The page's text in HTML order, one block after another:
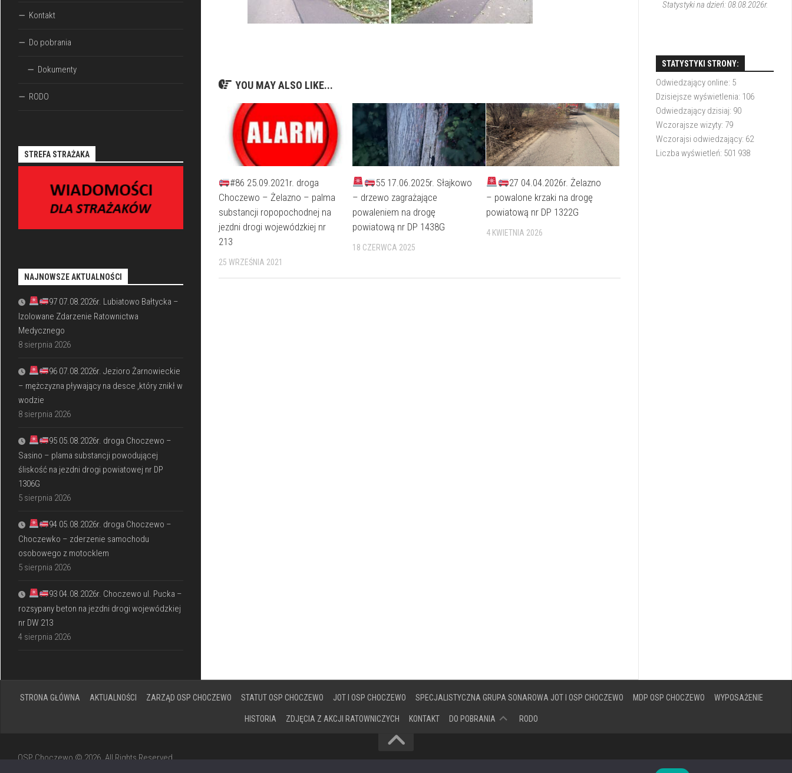
YOU MAY ALSO LIKE...
#86 25.09.2021r. droga
Choczewo – Żelazno – palma
substancji ropopochodnej na
jezdni drogi wojewódzkiej nr
213
25 WRZEŚNIA 2021
55 17.06.2025r. Słajkowo
– drzewo zagrażające
powaleniem na drogę
powiatową nr DP 1438G
18 CZERWCA 2025
27 04.04.2026r. Żelazno
– powalone krzaki na drogę
powiatową nr DP 1322G
4 KWIETNIA 2026
Kontakt
Do pobrania
Dokumenty
RODO
STREFA STRAŻAKA
NAJNOWSZE AKTUALNOŚCI
97 07.08.2026r. Lubiatowo Bałtycka –
Izolowane Zdarzenie Ratownictwa
Medycznego
8 sierpnia 2026
96 07.08.2026r. Jezioro Żarnowieckie
– mężczyzna pływający na desce ,który znikł w
wodzie
8 sierpnia 2026
95 05.08.2026r. droga Choczewo –
Sasino – plama substancji powodującej
śliskość na jezdni drogi powiatowej nr DP
1306G
5 sierpnia 2026
94 05.08.2026r. droga Choczewo –
Choczewko – zderzenie samochodu
osobowego z motocklem
5 sierpnia 2026
93 04.08.2026r. Choczewo ul. Pucka –
rozsypany beton na jezdni drogi wojewódzkiej
nr DW 213
4 sierpnia 2026
Statystyki na dzień: 08.08.2026r.
STATYSTYKI STRONY:
Odwiedzający online: 5
Dzisiejsze wyświetlenia: 106
Odwiedzający dzisiaj: 90
Wczorajsze wizyty: 79
Wczorajsi odwiedzający: 62
Liczba wyświetleń: 501 938
STRONA GŁÓWNA AKTUALNOŚCI ZARZĄD OSP CHOCZEWO STATUT OSP CHOCZEWO JOT I OSP CHOCZEWO SPECJALISTYCZNA GRUPA SONAROWA JOT I OSP CHOCZEWO MDP OSP CHOCZEWO WYPOSAŻENIE
HISTORIA ZDJĘCIA Z AKCJI RATOWNICZYCH KONTAKT DO POBRANIA RODO
OSP Choczewo © 2026. All Rights Reserved.